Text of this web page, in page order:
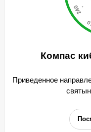
Компас
Приведенное